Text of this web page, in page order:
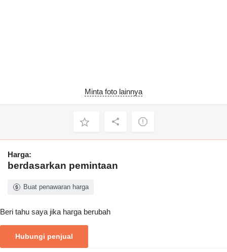
Minta foto lainnya
Harga:
berdasarkan pemintaan
Buat penawaran harga
Beri tahu saya jika harga berubah
Hubungi penjual